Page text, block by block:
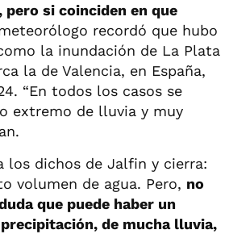
si coinciden en que
recordó que hubo
la inundación de La Plata
la de Valencia, en España,
“En todos los casos se
extremo de lluvia y muy
los dichos de Jalfin y cierra:
volumen de agua. Pero, no
que puede haber un
de mucha lluvia,